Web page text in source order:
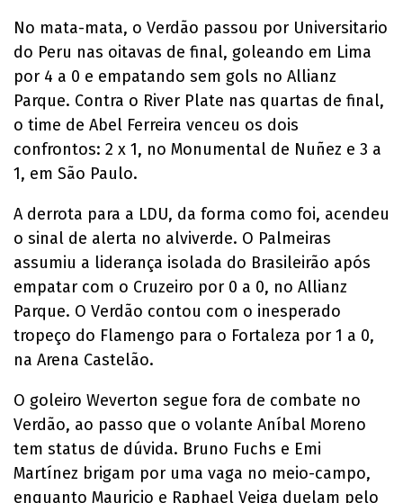
No mata-mata, o Verdão passou por Universitario
do Peru nas oitavas de final, goleando em Lima
por 4 a 0 e empatando sem gols no Allianz
Parque. Contra o River Plate nas quartas de final,
o time de Abel Ferreira venceu os dois
confrontos: 2 x 1, no Monumental de Nuñez e 3 a
1, em São Paulo.
A derrota para a LDU, da forma como foi, acendeu
o sinal de alerta no alviverde. O Palmeiras
assumiu a liderança isolada do Brasileirão após
empatar com o Cruzeiro por 0 a 0, no Allianz
Parque. O Verdão contou com o inesperado
tropeço do Flamengo para o Fortaleza por 1 a 0,
na Arena Castelão.
O goleiro Weverton segue fora de combate no
Verdão, ao passo que o volante Aníbal Moreno
tem status de dúvida. Bruno Fuchs e Emi
Martínez brigam por uma vaga no meio-campo,
enquanto Mauricio e Raphael Veiga duelam pelo